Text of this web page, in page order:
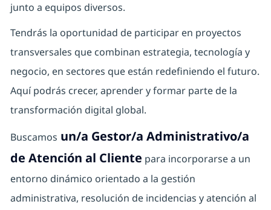
junto a equipos diversos.
Tendrás la oportunidad de participar en proyectos
transversales que combinan estrategia, tecnología y
negocio, en sectores que están redefiniendo el futuro.
Aquí podrás crecer, aprender y formar parte de la
transformación digital global.
Buscamos un/a Gestor/a Administrativo/a
de Atención al Cliente para incorporarse a un
entorno dinámico orientado a la gestión
administrativa, resolución de incidencias y atención al